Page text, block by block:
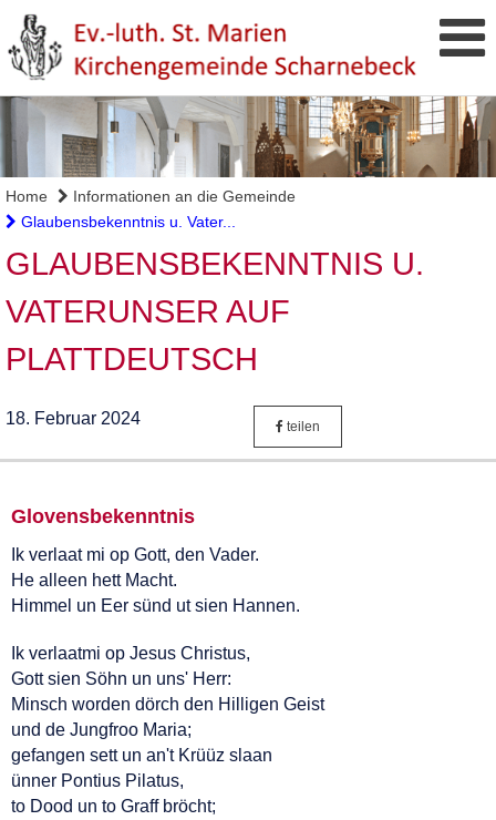
Home
Informationen an die Gemeinde
Glaubensbekenntnis u. Vater...
GLAUBENSBEKENNTNIS U.
VATERUNSER AUF
PLATTDEUTSCH
18. Februar 2024 teilen
Glovensbekenntnis
Ik verlaat mi op Gott, den Vader.
He alleen hett Macht.
Himmel un Eer sünd ut sien Hannen.
Ik verlaatmi op Jesus Christus,
Gott sien Söhn un uns' Herr:
Minsch worden dörch den Hilligen Geist
und de Jungfroo Maria;
gefangen sett un an't Krüüz slaan
ünner Pontius Pilatus,
to Dood un to Graff bröcht;